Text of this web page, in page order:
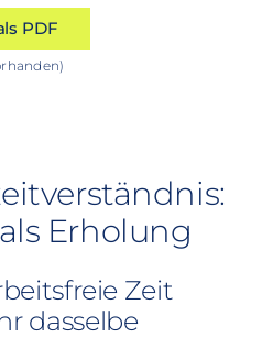
PDF
Erholung
Zeit
dasselbe